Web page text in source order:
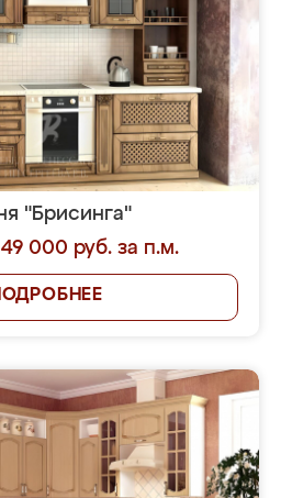
"Брисинга"
000 руб. за п.м.